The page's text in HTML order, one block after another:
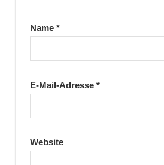
Name *
E-Mail-Adresse *
Website